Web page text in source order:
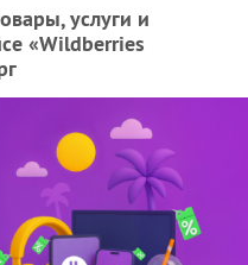
услуги и
«Wildberries